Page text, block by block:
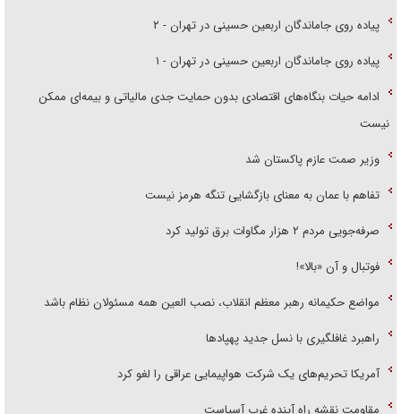
پیاده روی جاماندگان اربعین حسینی در تهران - ۲
پیاده روی جاماندگان اربعین حسینی در تهران - ۱
ادامه حیات بنگاه‌های اقتصادی بدون حمایت جدی مالیاتی و بیمه‌ای ممکن
نیست
وزیر صمت عازم پاکستان شد
تفاهم با عمان به معنای بازگشایی تنگه هرمز نیست
صرفه‌جویی مردم ۲ هزار مگاوات برق تولید کرد
فوتبال و آن «بالا»!
مواضع حکیمانه رهبر معظم انقلاب، نصب العین همه مسئولان نظام باشد
راهبرد غافلگیری با نسل جدید پهپاد‌ها
آمریکا تحریم‌های یک شرکت هواپیمایی عراقی را لغو کرد
مقاومت نقشه راه آینده غرب آسیاست